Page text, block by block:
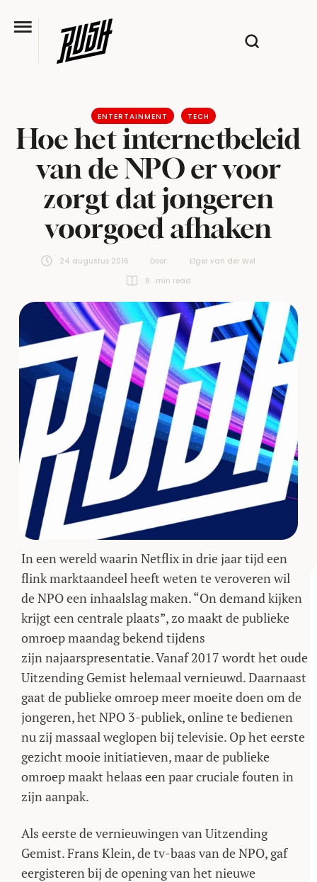
ENTERTAINMENT TECH
Hoe het internetbeleid
van de NPO er voor
zorgt dat jongeren
voorgoed afhaken
24 augustus 2016 Door:
Elger van der Wel
8
min read
In een wereld waarin Netflix in drie jaar tijd een
flink marktaandeel heeft weten te veroveren wil
de NPO een inhaalslag maken. “On demand kijken
krijgt een centrale plaats”, zo maakt de publieke
omroep maandag bekend tijdens
zijn najaarspresentatie. Vanaf 2017 wordt het oude
Uitzending Gemist helemaal vernieuwd. Daarnaast
gaat de publieke omroep meer moeite doen om de
jongeren, het NPO 3-publiek, online te bedienen
nu zij massaal weglopen bij televisie. Op het eerste
gezicht mooie initiatieven, maar de publieke
omroep maakt helaas een paar cruciale fouten in
zijn aanpak.
Als eerste de vernieuwingen van Uitzending
Gemist. Frans Klein, de tv-baas van de NPO, gaf
eergisteren bij de opening van het nieuwe